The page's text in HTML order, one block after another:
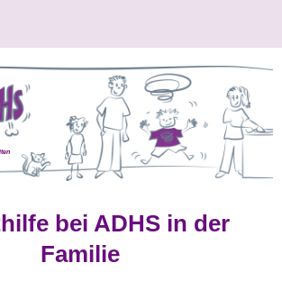
bei ADHS in der
Familie